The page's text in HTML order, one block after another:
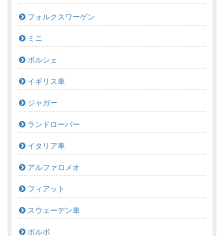
フォルクスワーゲン
ミニ
ポルシェ
イギリス車
ジャガー
ランドローバー
イタリア車
アルファロメオ
フィアット
スウェーデン車
ボルボ